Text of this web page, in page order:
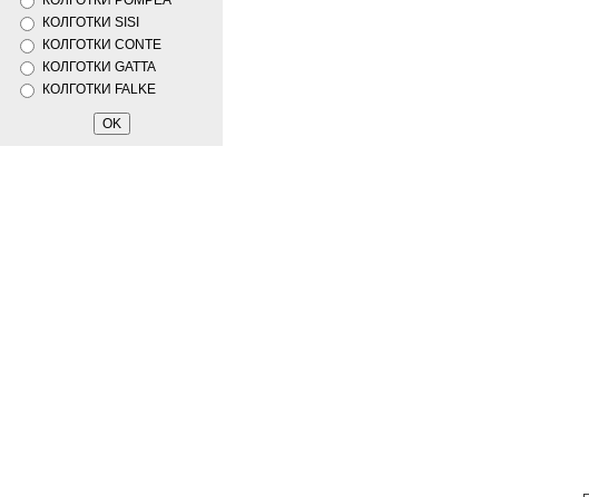
КОЛГОТКИ SISI
КОЛГОТКИ CONTE
КОЛГОТКИ GATTA
КОЛГОТКИ FALKE